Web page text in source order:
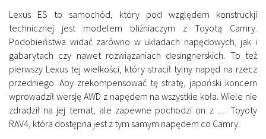
Lexus ES to samochód, który pod względem konstruckji
technicznej jest modelem bliźniaczym z Toyotą Camry.
Podobieństwa widać zarówno w układach napędowych, jak i
gabarytach czy nawet rozwiązaniach desingnerskich. To też
pierwszy Lexus tej wielkości, który stracił tylny napęd na rzecz
przedniego. Aby zrekompensować tę stratę, japoński koncern
wprowadził wersję AWD z napędem na wszystkie koła. Wiele nie
zdradził na jej temat, ale zapewne pochodzi on z … Toyoty
RAV4, która dostępna jest z tym samym napędem co Camry.